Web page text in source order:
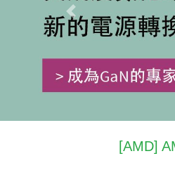
Previous
[AMD]